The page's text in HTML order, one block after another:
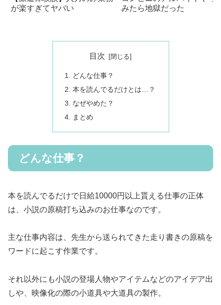
が楽すぎてヤバい
みたら地獄だった
目次
どんな仕事？
本を読んでるだけとは…？
なぜやめた？
まとめ
どんな仕事？
本を読んでるだけで日給10000円以上貰える仕事の正体
は、小説の原稿打ち込みのお仕事なのです。
主な仕事内容は、先生から送られてきた走り書きの原稿を
ワードに起こす作業です。
それ以外にも小説の登場人物やアイテムなどのアイデア出
しや、映像化の際の小道具や大道具の製作。